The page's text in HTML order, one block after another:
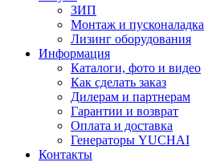
ЗИП
Монтаж и пусконаладка
Лизинг оборудования
Информация
Каталоги, фото и видео
Как сделать заказ
Дилерам и партнерам
Гарантии и возврат
Оплата и доставка
Генераторы YUCHAI
Контакты